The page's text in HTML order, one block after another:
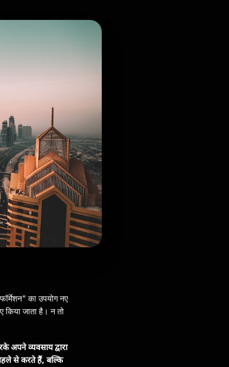
का उपयोग नए
जाता है। न तो
अपने व्यवसाय द्वारा
से करते हैं, बल्कि